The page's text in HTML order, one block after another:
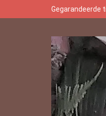
Gegarandeerde